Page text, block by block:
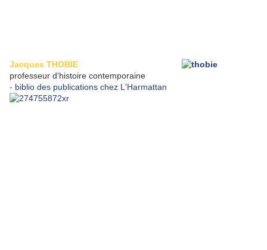
Jacques THOBIE
professeur d'histoire contemporaine
- biblio des publications chez L'Harmattan